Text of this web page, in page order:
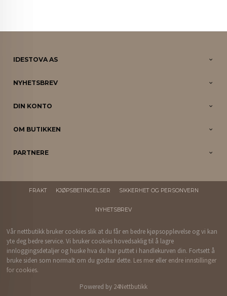
IDESTOVA AS
NYHETSBREV
DIN KONTO
OM BUTIKKEN
PARTNERE
FRAKT KJØPSBETINGELSER SIKKERHET OG PERSONVERN
NYHETSBREV
Vår nettbutikk bruker cookies slik at du får en bedre kjøpsopplevelse og vi kan
yte deg bedre service. Vi bruker cookies hovedsaklig til å lagre
innloggingsdetaljer og huske hva du har puttet i handlekurven din. Fortsett å
bruke siden som normalt om du godtar dette. Les mer eller endre innstillinger
for cookies.
Powered by 24Nettbutikk